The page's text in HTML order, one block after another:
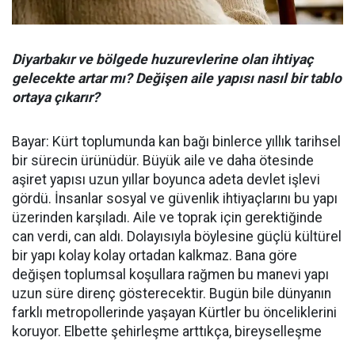
Diyarbakır ve bölgede huzurevlerine olan ihtiyaç
gelecekte artar mı? Değişen aile yapısı nasıl bir tablo
ortaya çıkarır?
Bayar: Kürt toplumunda kan bağı binlerce yıllık tarihsel
bir sürecin ürünüdür. Büyük aile ve daha ötesinde
aşiret yapısı uzun yıllar boyunca adeta devlet işlevi
gördü. İnsanlar sosyal ve güvenlik ihtiyaçlarını bu yapı
üzerinden karşıladı. Aile ve toprak için gerektiğinde
can verdi, can aldı. Dolayısıyla böylesine güçlü kültürel
bir yapı kolay kolay ortadan kalkmaz. Bana göre
değişen toplumsal koşullara rağmen bu manevi yapı
uzun süre direnç gösterecektir. Bugün bile dünyanın
farklı metropollerinde yaşayan Kürtler bu önceliklerini
koruyor. Elbette şehirleşme arttıkça, bireyselleşme